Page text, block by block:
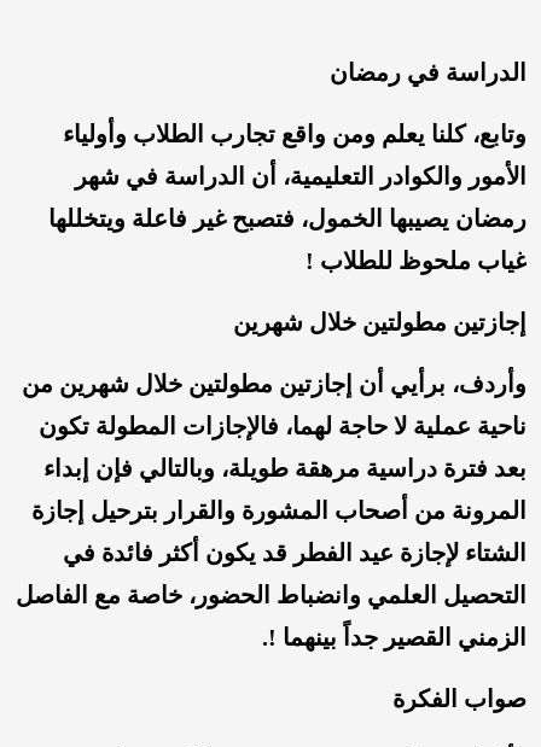
الدراسة في رمضان
وتابع، كلنا يعلم ومن واقع تجارب الطلاب وأولياء
الأمور والكوادر التعليمية، أن الدراسة في شهر
رمضان يصيبها الخمول، فتصبح غير فاعلة ويتخللها
غياب ملحوظ للطلاب !
إجازتين مطولتين خلال شهرين
وأردف، برأيي أن إجازتين مطولتين خلال شهرين من
ناحية عملية لا حاجة لهما، فالإجازات المطولة تكون
بعد فترة دراسية مرهقة طويلة، وبالتالي فإن إبداء
المرونة من أصحاب المشورة والقرار بترحيل إجازة
الشتاء لإجازة عيد الفطر قد يكون أكثر فائدة في
التحصيل العلمي وانضباط الحضور، خاصة مع الفاصل
الزمني القصير جداً بينهما !.
صواب الفكرة